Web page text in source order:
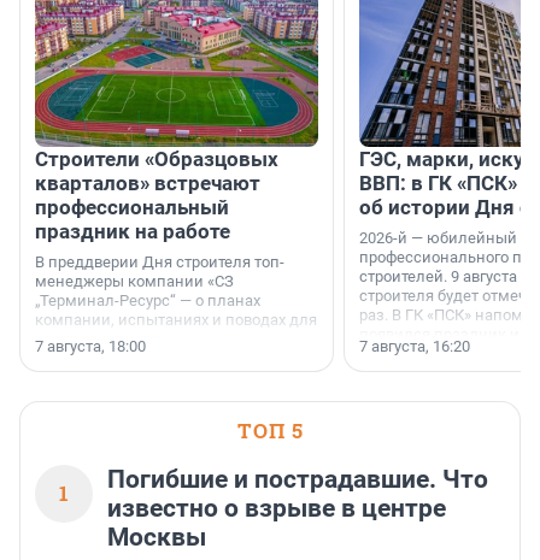
Строители «Образцовых
кварталов» встречают
профессиональный
праздник на работе
В преддверии Дня строителя топ-
менеджеры компании «СЗ
„Терминал-Ресурс“ — о планах
компании, испытаниях и поводах для
осторожного оптимизма.
7 августа, 18:00
ГЭС, марки,
ВВП: в ГК «ПСК»
об истории Дня
2026-й — юбилейный
профессионального
строителей. 9 августа
строителя будет
раз. В ГК «ПСК»
поменялась роль
7 августа, 16:20
ТОП 5
1
Погибшие и пострадавшие. Что
известно о взрыве в центре
Москвы